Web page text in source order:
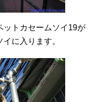
ットカセームソイ19が
に入ります。